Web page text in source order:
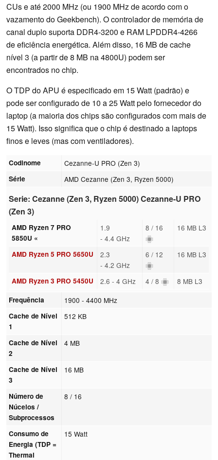
CUs e até 2000 MHz (ou 1900 MHz de acordo com o
vazamento do Geekbench). O controlador de memória de
canal duplo suporta DDR4-3200 e RAM LPDDR4-4266
de eficiência energética. Além disso, 16 MB de cache
nível 3 (a partir de 8 MB na 4800U) podem ser
encontrados no chip.
O TDP do APU é especificado em 15 Watt (padrão) e
pode ser configurado de 10 a 25 Watt pelo fornecedor do
laptop (a maioria dos chips são configurados com mais de
15 Watt). Isso significa que o chip é destinado a laptops
finos e leves (mas com ventiladores).
Codinome Cezanne-U PRO (Zen 3)
Série AMD Cezanne (Zen 3, Ryzen 5000)
Serie: Cezanne (Zen 3, Ryzen 5000) Cezanne-U PRO
(Zen 3)
AMD Ryzen 7 PRO
5850U «
1.9
- 4.4 GHz
8 / 16 16 MB L3
AMD Ryzen 5 PRO 5650U
2.3
- 4.2 GHz
6 / 12 16 MB L3
AMD Ryzen 3 PRO 5450U 2.6 - 4 GHz 4 / 8 8 MB L3
Frequência 1900 - 4400 MHz
Cache de Nível
1
512 KB
Cache de Nível
2
4 MB
Cache de Nível
3
16 MB
Número de
Núcelos /
Subprocessos
8 / 16
Consumo de
Energia (TDP =
Thermal
15 Watt